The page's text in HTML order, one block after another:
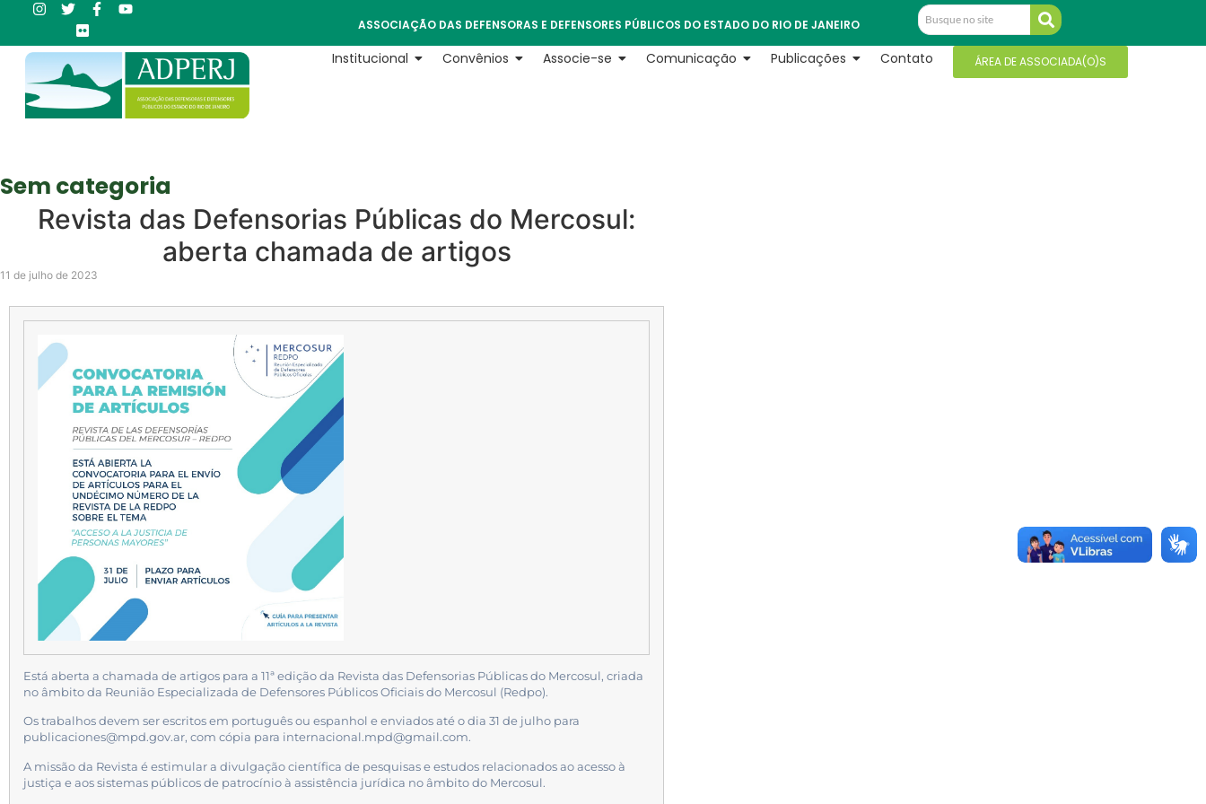
ASSOCIAÇÃO DAS DEFENSORAS E DEFENSORES PÚBLICOS DO ESTADO DO RIO DE JANEIRO
Institucional Convênios Associe-se Comunicação Publicações Contato ÁREA DE ASSOCIADA(O)S
Sem categoria
Revista das Defensorias Públicas do Mercosul:
aberta chamada de artigos
11 de julho de 2023
Está aberta a chamada de artigos para a 11ª edição da Revista das Defensorias Públicas do Mercosul, criada
no âmbito da Reunião Especializada de Defensores Públicos Oficiais do Mercosul (Redpo).
Os trabalhos devem ser escritos em português ou espanhol e enviados até o dia 31 de julho para
publicaciones@mpd.gov.ar, com cópia para internacional.mpd@gmail.com.
A missão da Revista é estimular a divulgação científica de pesquisas e estudos relacionados ao acesso à
justiça e aos sistemas públicos de patrocínio à assistência jurídica no âmbito do Mercosul.